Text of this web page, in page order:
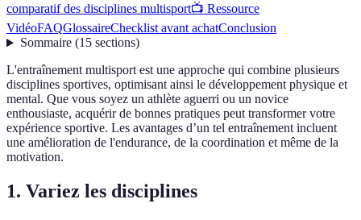
comparatif des disciplines multisport📺 Ressource
VidéoFAQGlossaireChecklist avant achatConclusion
Sommaire(15 sections)
L'entraînement multisport est une approche qui combine plusieurs
disciplines sportives, optimisant ainsi le développement physique et
mental. Que vous soyez un athlète aguerri ou un novice
enthousiaste, acquérir de bonnes pratiques peut transformer votre
expérience sportive. Les avantages d’un tel entraînement incluent
une amélioration de l'endurance, de la coordination et même de la
motivation.
1. Variez les disciplines